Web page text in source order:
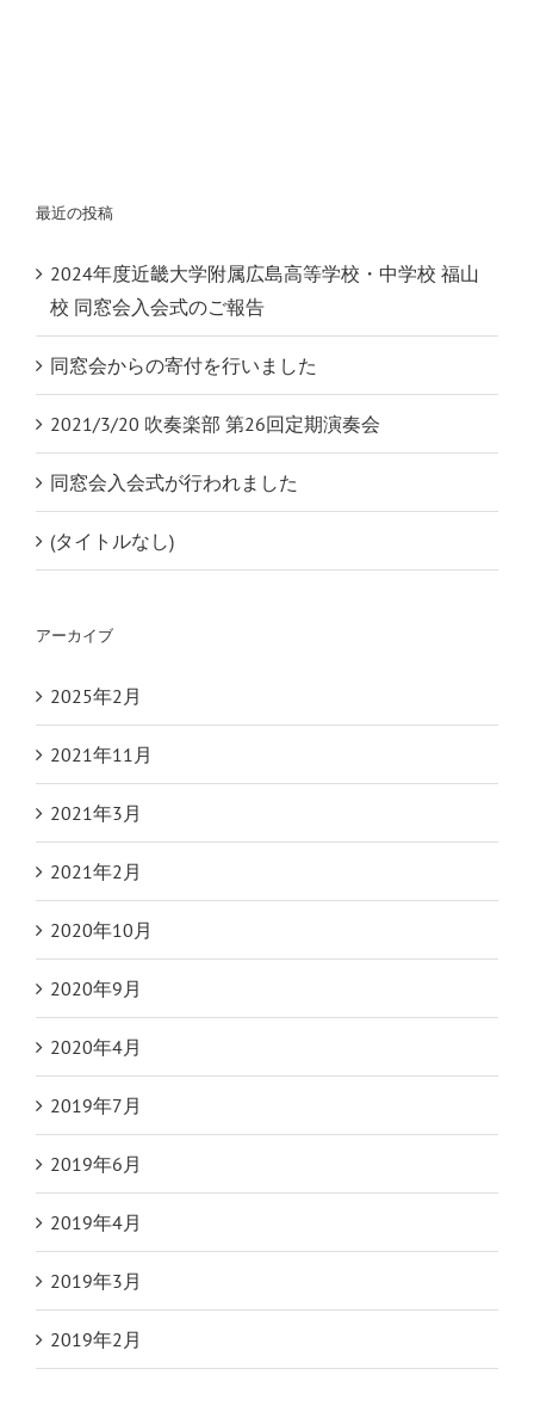
最近の投稿
2024年度近畿大学附属広島高等学校・中学校 福山
校 同窓会入会式のご報告
同窓会からの寄付を行いました
2021/3/20 吹奏楽部 第26回定期演奏会
同窓会入会式が行われました
(タイトルなし)
アーカイブ
2025年2月
2021年11月
2021年3月
2021年2月
2020年10月
2020年9月
2020年4月
2019年7月
2019年6月
2019年4月
2019年3月
2019年2月